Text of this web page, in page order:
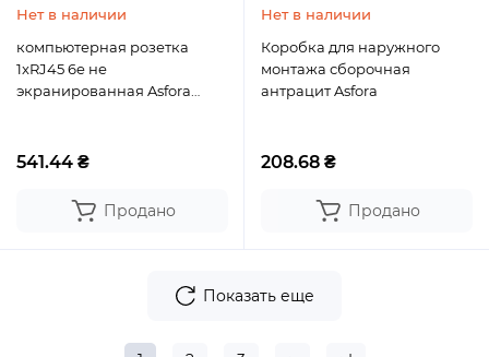
Нет в наличии
компьютерная розетка
1xRJ45 6e не
экранированная Asfora
541.44 ₴
Продано
Нет в наличии
Коробка для наружного
монтажа сборочная
антрацит Asfora
208.68 ₴
Продано
Показать еще